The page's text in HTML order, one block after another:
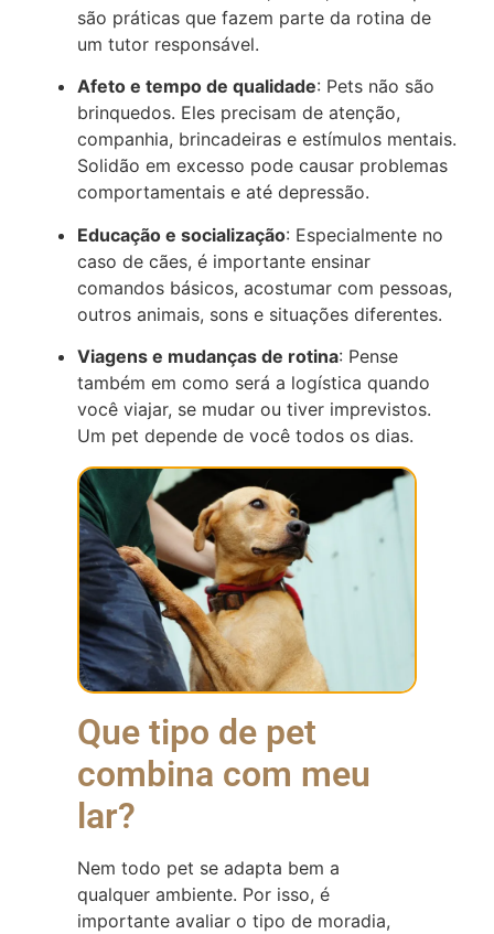
são práticas que fazem parte da rotina de
um tutor responsável.
Afeto e tempo de qualidade: Pets não são
brinquedos. Eles precisam de atenção,
companhia, brincadeiras e estímulos mentais.
Solidão em excesso pode causar problemas
comportamentais e até depressão.
Educação e socialização: Especialmente no
caso de cães, é importante ensinar
comandos básicos, acostumar com pessoas,
outros animais, sons e situações diferentes.
Viagens e mudanças de rotina: Pense
também em como será a logística quando
você viajar, se mudar ou tiver imprevistos.
Um pet depende de você todos os dias.
Que tipo de pet
combina com meu
lar?
Nem todo pet se adapta bem a
qualquer ambiente. Por isso, é
importante avaliar o tipo de moradia,